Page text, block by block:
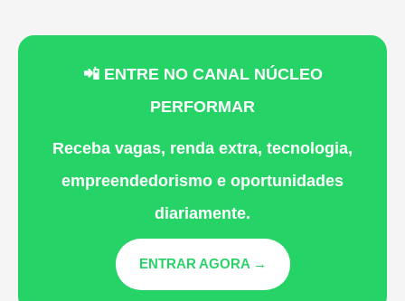
📲 ENTRE NO CANAL NÚCLEO
PERFORMAR
Receba vagas, renda extra, tecnologia,
empreendedorismo e oportunidades
diariamente.
ENTRAR AGORA →